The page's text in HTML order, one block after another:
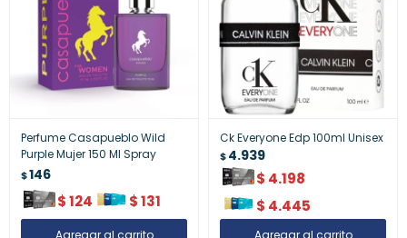
Perfume Casapueblo Wild
Purple Mujer 150 Ml Spray
$146
$124 $131
Ck Everyone Edp 100ml Unisex
$4.939
$ 4.198
$ 4.445